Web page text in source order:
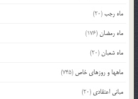
ماه رجب(20)
ماه رمضان(176)
ماه شعبان(20)
ماهها و روزهای خاص (745)
مبانی اعتقادی (20)